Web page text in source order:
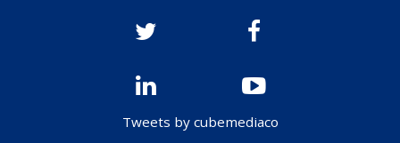
Tweets by cubemediaco